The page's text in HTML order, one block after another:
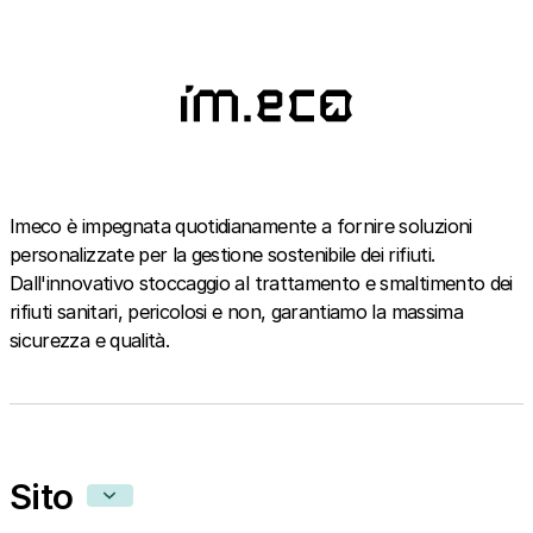
Imeco è impegnata quotidianamente a fornire soluzioni
personalizzate per la gestione sostenibile dei rifiuti.
Dall'innovativo stoccaggio al trattamento e smaltimento dei
rifiuti sanitari, pericolosi e non, garantiamo la massima
sicurezza e qualità.
Sito